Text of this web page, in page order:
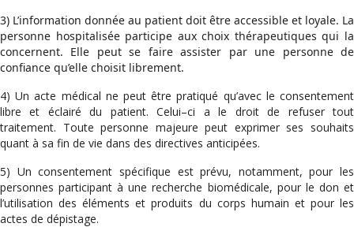
3) L’information donnée au patient doit être accessible et loyale. La
personne hospitalisée participe aux choix thérapeutiques qui la
concernent. Elle peut se faire assister par une personne de
confiance qu’elle choisit librement.
4) Un acte médical ne peut être pratiqué qu’avec le consentement
libre et éclairé du patient. Celui–ci a le droit de refuser tout
traitement. Toute personne majeure peut exprimer ses souhaits
quant à sa fin de vie dans des directives anticipées.
5) Un consentement spécifique est prévu, notamment, pour les
personnes participant à une recherche biomédicale, pour le don et
l’utilisation des éléments et produits du corps humain et pour les
actes de dépistage.